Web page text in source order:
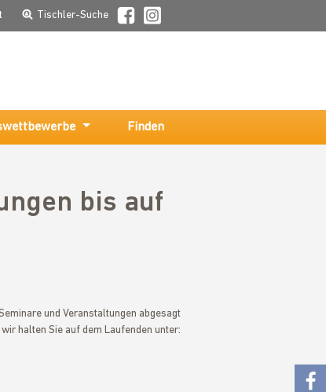
Tischler-Suche
Finden
bis auf
und Veranstaltungen abgesagt
halten Sie auf dem Laufenden unter: